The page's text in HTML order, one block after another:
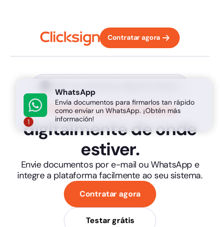
1
WhatsApp
Envía documentos para firmarlos tan rápido
como enviar un WhatsApp. ¡Obtén más
información!
Contratar agora
Feche contratos
digitalmente de onde
estiver.
Envie documentos por e-mail ou WhatsApp e
integre a plataforma facilmente ao seu sistema.
Contratar agora
Testar grátis